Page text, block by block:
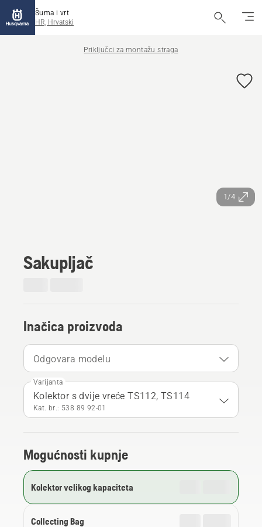
Šuma i vrt
HR, Hrvatski
Priključci za montažu straga
1/4
Sakupljač
Inačica proizvoda
Odgovara modelu
Varijanta
Kolektor s dvije vreće TS112, TS114
Kat. br.: 538 89 92‑01
Mogućnosti kupnje
Kolektor velikog kapaciteta
Collecting Bag